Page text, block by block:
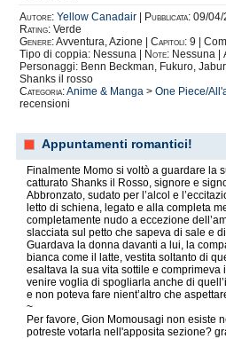
Autore: Yellow Canadair Pubblicata: 09/04/
Rating: Verde
Genere:Avventura, Azione | Capitoli: 9 |
Tipo di coppia: Nessuna |
Note: Nessuna |
Personaggi: Benn Beckman, Fukuro,
Shanks il rosso
Categoria:Anime & Manga > One Piece/
recensioni
Appuntamenti romantici!
Finalmente Momo si voltò a guardare la
catturato Shanks il Rosso, signore e
Abbronzato, sudato per l’alcol e
letto di schiena, legato e alla completa
completamente nudo a eccezione
slacciata sul petto che sapeva di sale e
Guardava la donna davanti a lui, la
bianca come il latte, vestita soltanto di
esaltava la sua vita sottile e comprimeva
venire voglia di spogliarla anche di
e non poteva fare nient’altro che
~
Per favore, Gion Momousagi non esiste
potreste votarla nell'apposita sezione?